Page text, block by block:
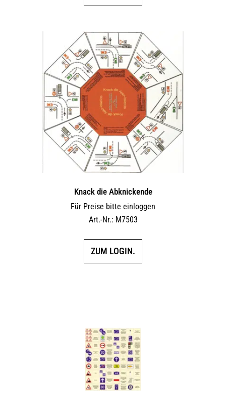
Knack die Abknickende
Für Preise bitte einloggen
Art.-Nr.: M7503
ZUM LOGIN.